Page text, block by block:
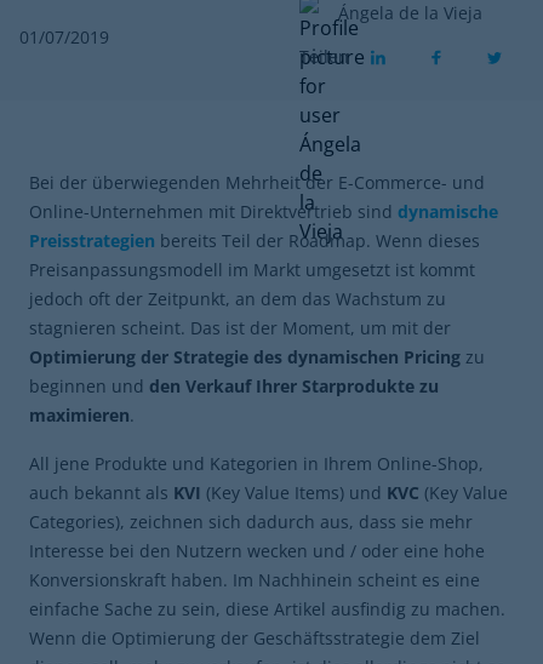
01/07/2019
Ángela de la Vieja
Teilen
Bei der überwiegenden Mehrheit der E-Commerce- und
Online-Unternehmen mit Direktvertrieb sind dynamische
Preisstrategien bereits Teil der Roadmap. Wenn dieses
Preisanpassungsmodell im Markt umgesetzt ist kommt
jedoch oft der Zeitpunkt, an dem das Wachstum zu
stagnieren scheint. Das ist der Moment, um mit der
Optimierung der Strategie des dynamischen Pricing zu
beginnen und den Verkauf Ihrer Starprodukte zu
maximieren.
All jene Produkte und Kategorien in Ihrem Online-Shop,
auch bekannt als KVI (Key Value Items) und KVC (Key Value
Categories), zeichnen sich dadurch aus, dass sie mehr
Interesse bei den Nutzern wecken und / oder eine hohe
Konversionskraft haben. Im Nachhinein scheint es eine
einfache Sache zu sein, diese Artikel ausfindig zu machen.
Wenn die Optimierung der Geschäftsstrategie dem Ziel